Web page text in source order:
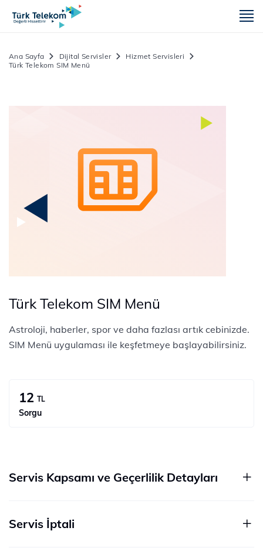
Ana Sayfa Dijital Servisler
Hizmet Servisleri
Türk Telekom SIM Menü
Türk Telekom SIM Menü
Astroloji, haberler, spor ve daha fazlası artık cebinizde.
SIM Menü uygulaması ile keşfetmeye başlayabilirsiniz.
12 TL
Sorgu
Servis Kapsamı ve Geçerlilik Detayları
Servis İptali